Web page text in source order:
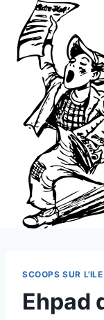
content
SCOOPS SUR
Ehpad